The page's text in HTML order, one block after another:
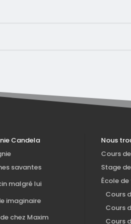
Candela
savantes
malgré lui
imaginaire
chez Maxim
Nous
Cours
Stage
École
Cours
Cours
Cours